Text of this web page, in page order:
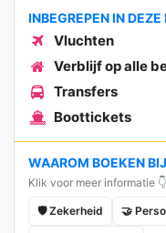
INBEGREPEN IN DEZE
Vluchten
Verblijf op alle
Transfers
Boottickets
WAAROM BOEKEN
Klik voor meer informatie 👇
🛡️ Zekerheid 🤝